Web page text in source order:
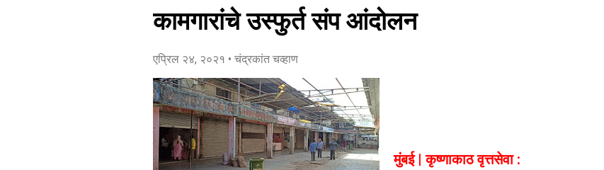
कामगारांचे उस्फुर्त संप आंदोलन
एप्रिल २४, २०२१ • चंद्रकांत चव्हाण
मुंबई | कृष्णाकाठ वृत्तसेवा :